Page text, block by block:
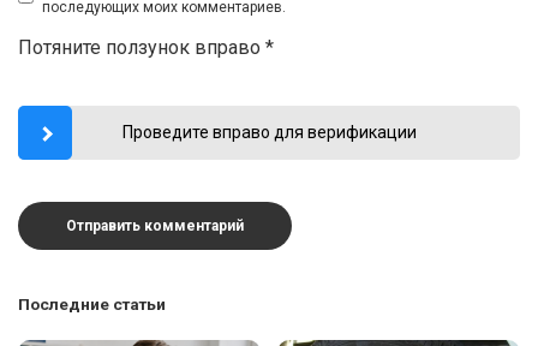
последующих моих комментариев.
Потяните ползунок вправо *
Проведите вправо для верификации
Последние статьи